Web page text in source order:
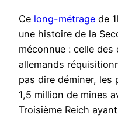
Ce long-métrage de
une histoire de la
méconnue : celle
allemands
pas dire déminer, les
1,5 million de mines
Troisième Reich